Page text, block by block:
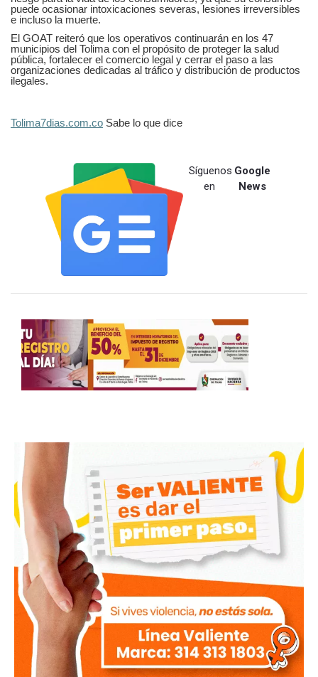
puede ocasionar intoxicaciones severas, lesiones irreversibles
e incluso la muerte.
El GOAT reiteró que los operativos continuarán en los 47
municipios del Tolima con el propósito de proteger la salud
pública, fortalecer el comercio legal y cerrar el paso a las
organizaciones dedicadas al tráfico y distribución de productos
ilegales.
Tolima7dias.com.co Sabe lo que dice
Síguenos
en
Google
News